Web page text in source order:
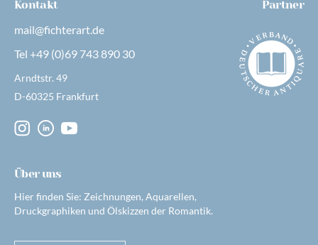
Kontakt
mail@fichterart.de
Tel +49 (0)69 743 890 30
Arndtstr. 49
D-60325 Frankfurt
Partner
Über uns
Hier finden Sie: Zeichnungen, Aquarellen,
Druckgraphiken und Ölskizzen der Romantik.